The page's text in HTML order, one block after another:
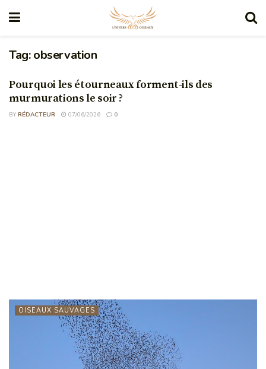
Tag:observation
Pourquoi les étourneaux forment-ils des
murmurations le soir ?
BY RÉDACTEUR 07/06/2026 0
OISEAUX SAUVAGES